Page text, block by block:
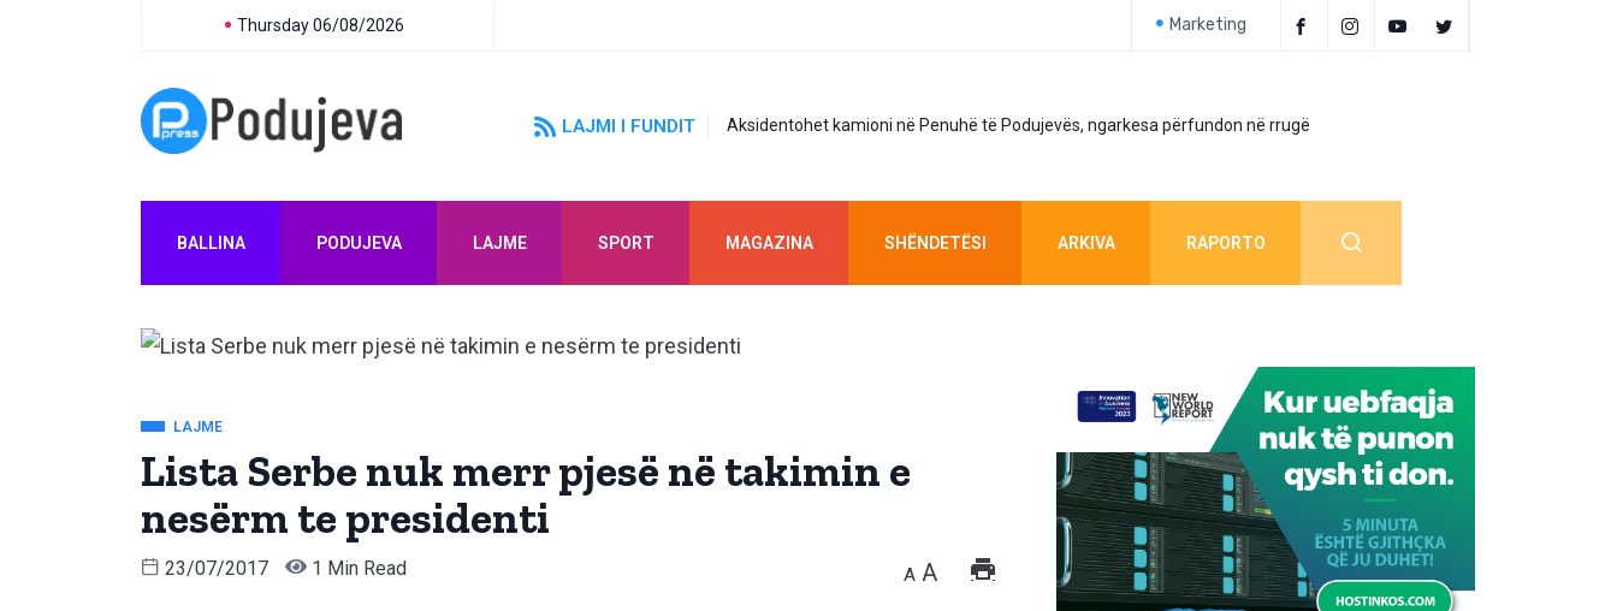
Thursday 06/08/2026 Marketing
LAJMI I FUNDIT Aksidentohet kamioni në Penuhë të Podujevës, ngarkesa përfundon në rrugë
BALLINA PODUJEVA LAJME SPORT MAGAZINA SHËNDETËSI ARKIVA RAPORTO
LAJME
Lista Serbe nuk merr pjesë në takimin e
nesërm te presidenti
23/07/2017 1 Min Read A A